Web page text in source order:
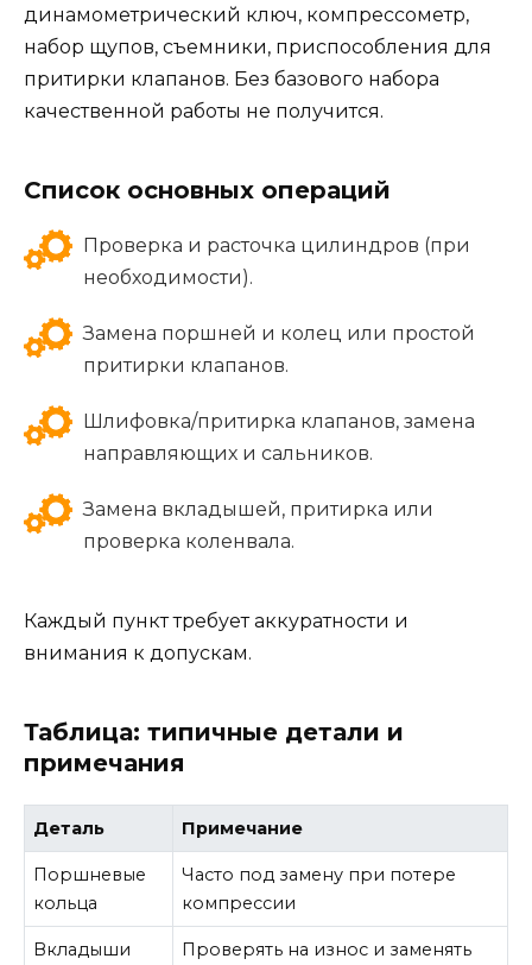
динамометрический ключ, компрессометр,
набор щупов, съемники, приспособления для
притирки клапанов. Без базового набора
качественной работы не получится.
Список основных операций
Проверка и расточка цилиндров (при
необходимости).
Замена поршней и колец или простой
притирки клапанов.
Шлифовка/притирка клапанов, замена
направляющих и сальников.
Замена вкладышей, притирка или
проверка коленвала.
Каждый пункт требует аккуратности и
внимания к допускам.
Таблица: типичные детали и
примечания
Деталь Примечание
Поршневые
кольца
Часто под замену при потере
компрессии
Вкладыши
Проверять на износ и заменять